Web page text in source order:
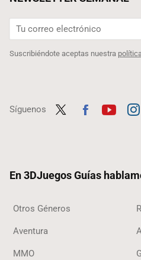
Suscribiéndote aceptas nuestra
Síguenos
En 3DJuegos Guías
Otros Géneros
Aventura
MMO